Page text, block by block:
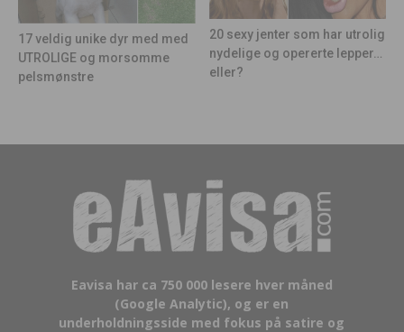
17 veldig unike dyr med med
UTROLIGE og morsomme
pelsmønstre
20 sexy jenter som har utrolig
nydelige og opererte lepper…
eller?
Eavisa har ca 750 000 lesere hver måned
(Google Analytic), og er en
underholdningsside med fokus på satire og